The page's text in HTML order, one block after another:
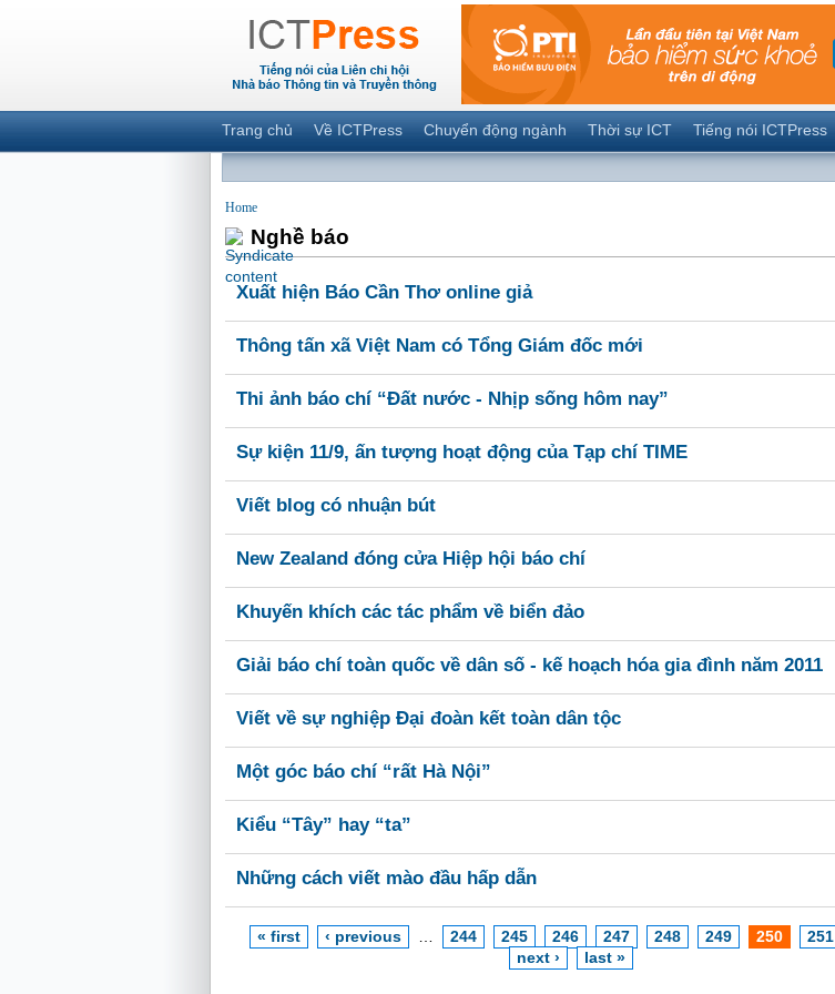
Trang chủ Về ICTPress Chuyển động ngành Thời sự ICT Tiếng nói ICTPress
Home
Nghề báo
Xuất hiện Báo Cần Thơ online giả
Thông tấn xã Việt Nam có Tổng Giám đốc mới
Thi ảnh báo chí “Đất nước - Nhịp sống hôm nay”
Sự kiện 11/9, ấn tượng hoạt động của Tạp chí TIME
Viết blog có nhuận bút
New Zealand đóng cửa Hiệp hội báo chí
Khuyến khích các tác phẩm về biển đảo
Giải báo chí toàn quốc về dân số - kế hoạch hóa gia đình năm 2011
Viết về sự nghiệp Ðại đoàn kết toàn dân tộc
Một góc báo chí “rất Hà Nội”
Kiểu “Tây” hay “ta”
Những cách viết mào đầu hấp dẫn
« first ‹ previous 244 245 246 247 248 249 250 251
next ›
last »